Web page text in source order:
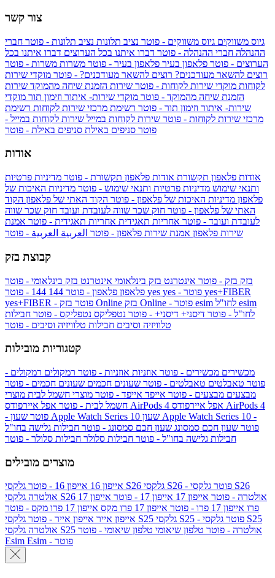
צור קשר
גיוס משווקים גיוס משווקים - פוטר נציב תלונות נציב תלונות - פוטר חברי
ההנהלה חברי ההנהלה - פוטר דברו איתנו בכל הערוצים דברו איתנו בכל
הערוצים - פוטר פלאפון בעיר פלאפון בעיר - פוטר משרות משרות - פוטר
רוצים להשאר מעודכנים? רוצים להשאר מעודכנים? - פוטר מוקדי שירות
לקוחות מוקדי שירות לקוחות - פוטר שירות הזמנת שיחה מהמוקד שירות
הזמנת שיחה מהמוקד - פוטר מוקדי שירות- איתור וזימון תור מוקדי
שירות- איתור וזימון תור - פוטר רשימת מרכזי שירות לקוחות רשימת
מרכזי שירות לקוחות - פוטר שירות לקוחות במייל שירות לקוחות במייל -
פוטר סניפים באילת סניפים באילת - פוטר
אודות
אודות פלאפון תקשורת אודות פלאפון תקשורת - פוטר מדיניות פרטיות
ותנאי שימוש מדיניות פרטיות ותנאי שימוש - פוטר מדיניות האיכות של
פלאפון מדיניות האיכות של פלאפון - פוטר הקוד האתי של פלאפון הקוד
האתי של פלאפון - פוטר חוק שכר שווה לעובדת ועובד חוק שכר שווה
לעובדת ועובד - פוטר אחריות תאגידית אחריות תאגידית - פוטר אמנת
שירות פלאפון אמנת שירות פלאפון - פוטר العربية العربية - פוטר
קבוצת בזק
בזק בזק - פוטר אינטרנט בזק בינלאומי אינטרנט בזק בינלאומי - פוטר
פלאפון פלאפון - פוטר 144 yes
yes+FIBER
yes+FIBER - פוטר בזק Online
esim
לחו"ל - פוטר דיסני+ דיסני+ - פוטר נטפליקס נטפליקס - פוטר חבילות
טלוויזיה וסיבים חבילות טלוויזיה וסיבים - פוטר
קטגוריות מובילות
מכשירים מכשירים - פוטר אוזניות אוזניות - פוטר רמקולים רמקולים -
פוטר טאבלטים טאבלטים - פוטר שעונים חכמים שעונים חכמים - פוטר
מבצעים מבצעים - פוטר אייפד אייפד - פוטר מוצרי חשמל לבית מוצרי
חשמל לבית - פוטר אפל איירפודס AirPods 4 אפל איירפודס AirPods 4
- פוטר שעון Apple Watch Series 10 שעון Apple Watch Series 10 -
פוטר שעון חכם סמסונג שעון חכם סמסונג - פוטר חבילות גלישה בחו"ל
חבילות גלישה בחו"ל - פוטר חבילות סלולר חבילות סלולר - פוטר
מוצרים מובילים
אייפון 16 אייפון 16 - פוטר גלקסי S26 גלקסי S26 - פוטר גלקסי S26
אולטרה
גלקסי S26 אולטרה - פוטר אייפון 17 אייפון 17 - פוטר
אייפון 17
פרו אייפון 17 פרו - פוטר אייפון 17 פרו מקס
אייפון 17 פרו מקס - פוטר
אייפון אייר אייפון אייר - פוטר גלקסי S25 גלקסי S25 - פוטר גלקסי S25
אולטרה
גלקסי S25 אולטרה - פוטר טלפון שיאומי טלפון שיאומי - פוטר
Esim
Esim - פוטר